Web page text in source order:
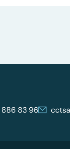
83 96